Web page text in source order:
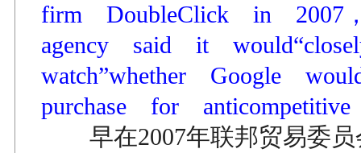
firm DoubleClick in 2007
agency said it
watch”whether Google
purchase for
早在2007年联邦贸易委员